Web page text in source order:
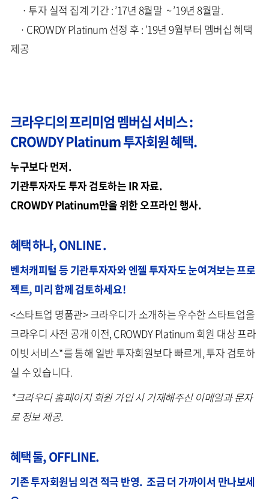
· 투자 실적 집계 기간 : ’17년 8월말 ~ ’19년 8월말.
· CROWDY Platinum 선정 후 : ’19년 9월부터 멤버십 혜택
제공
크라우디의 프리미엄 멤버십 서비스 :
CROWDY Platinum 투자회원 혜택.
누구보다 먼저.
기관투자자도 투자 검토하는 IR 자료.
CROWDY Platinum만을 위한 오프라인 행사.
혜택 하나, ONLINE .
벤처캐피털 등 기관투자자와 엔젤 투자자도 눈여겨보는 프로
젝트, 미리 함께 검토하세요!
<스타트업 명품관> 크라우디가 소개하는 우수한 스타트업을
크라우디 사전 공개 이전, CROWDY Platinum 회원 대상 프라
이빗 서비스*를 통해 일반 투자회원보다 빠르게, 투자 검토하
실 수 있습니다.
*크라우디 홈페이지 회원 가입 시 기재해주신 이메일과 문자
로 정보 제공.
혜택 둘, OFFLINE.
기존 투자회원님 의견 적극 반영. 조금 더 가까이서 만나보세